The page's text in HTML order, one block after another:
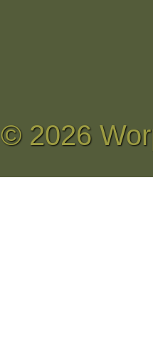
© 2026